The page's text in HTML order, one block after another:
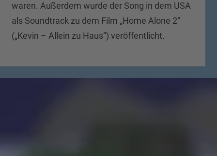
waren. Außerdem wurde der Song in dem USA
als Soundtrack zu dem Film „Home Alone 2“
(„Kevin – Allein zu Haus“) veröffentlicht.